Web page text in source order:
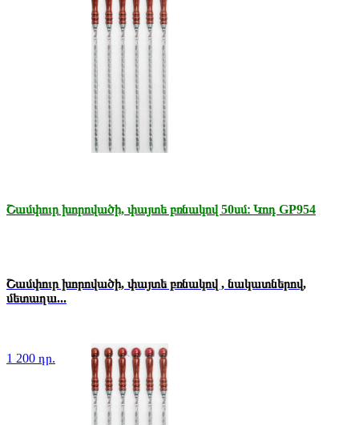
Շամփուր խորովածի, փայտե բռնակով 50սմ։ Կոդ GP954
Շամփուր խորովածի, փայտե բռնակով , նակատներով,
մետաղա...
1 200 դր.